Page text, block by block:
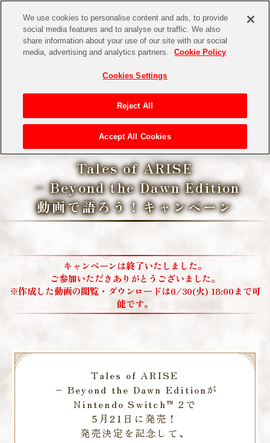
Tales of ARISE
– Beyond the Dawn Edition
動画で語ろう！キャンペーン
キャンペーンは終了いたしました。
ご参加いただきありがとうございました。
※作成した動画の閲覧・ダウンロードは6/30(火) 18:00まで可
能です。
Tales of ARISE
– Beyond the Dawn Editionが
Nintendo Switch™ 2で
5月21日に発売！
発売決定を記念して、
We use cookies to personalise content and ads, to provide
social media features and to analyse our traffic. We also
share information about your use of our site with our social
media, advertising and analytics partners.
Cookie Policy
Cookies Settings
Reject All
Accept All Cookies